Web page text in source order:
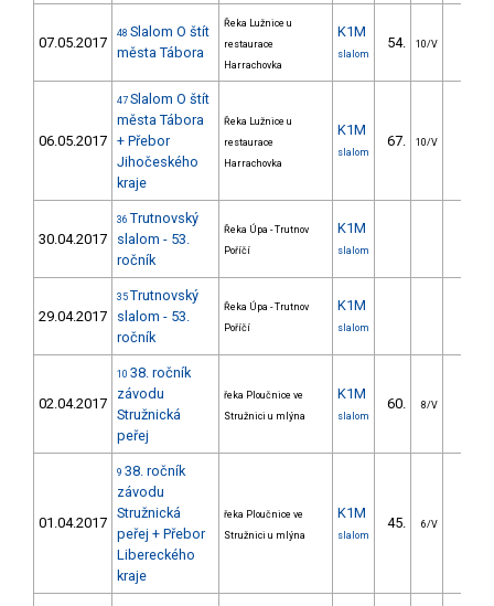
07.05.2017
48 Slalom O štít
města Tábora
Řeka Lužnice u
restaurace
Harrachovka
K1M
slalom
54. 10/V
06.05.2017
47 Slalom O štít
města Tábora
+ Přebor
Jihočeského
kraje
Řeka Lužnice u
restaurace
Harrachovka
K1M
slalom
67. 10/V
30.04.2017
36 Trutnovský
slalom - 53.
ročník
Řeka Úpa - Trutnov
Poříčí
K1M
slalom
29.04.2017
35 Trutnovský
slalom - 53.
ročník
Řeka Úpa - Trutnov
Poříčí
K1M
slalom
02.04.2017
10 38. ročník
závodu
Stružnická
peřej
řeka Ploučnice ve
Stružnici u mlýna
K1M
slalom
60. 8/V
01.04.2017
9 38. ročník
závodu
Stružnická
peřej + Přebor
Libereckého
kraje
řeka Ploučnice ve
Stružnici u mlýna
K1M
slalom
45. 6/V